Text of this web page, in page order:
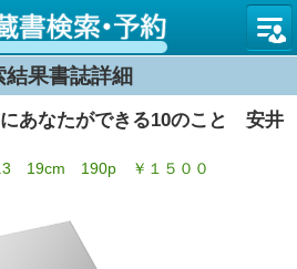
図書館
結果書誌詳細
あなたができる10のこと 安井
19cm 190p ￥１５００